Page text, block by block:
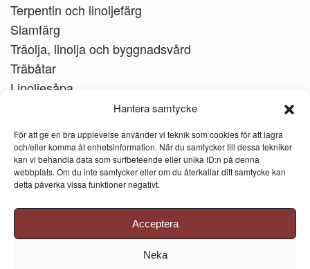
Hantera samtycke
För att ge en bra upplevelse använder vi teknik som cookies för att lagra
och/eller komma åt enhetsinformation. När du samtycker till dessa tekniker
kan vi behandla data som surfbeteende eller unika ID:n på denna
webbplats. Om du inte samtycker eller om du återkallar ditt samtycke kan
detta påverka vissa funktioner negativt.
Acceptera
Neka
Terpentin och linoljefärg
Slamfärg
Träolja, linolja och byggnadsvård
Träbåtar
Linoljesåpa